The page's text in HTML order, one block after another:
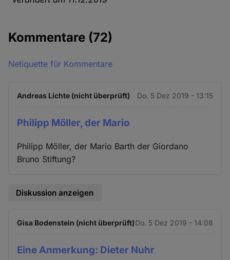
Kommentare (72)
Netiquette für Kommentare
Andreas Lichte (nicht überprüft) Do. 5 Dez 2019 - 13:15
Philipp Möller, der Mario
Philipp Möller, der Mario Barth der Giordano
Bruno Stiftung?
Diskussion anzeigen
Gisa Bodenstein (nicht überprüft)Do. 5 Dez 2019 - 14:08
Eine Anmerkung: Dieter Nuhr